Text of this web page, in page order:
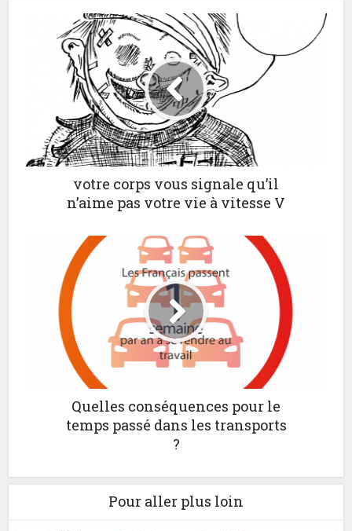
votre corps vous signale qu’il
n’aime pas votre vie à vitesse V
Quelles conséquences pour le
temps passé dans les transports
?
Pour aller plus loin